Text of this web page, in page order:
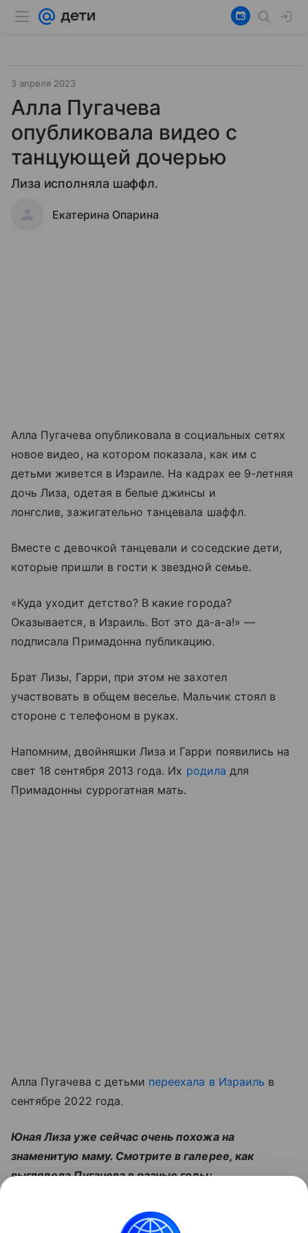
3 апреля 2023
Алла Пугачева
опубликовала видео с
танцующей дочерью
Лиза исполняла шаффл.
Екатерина Опарина
Алла Пугачева опубликовала в социальных сетях
новое видео, на котором показала, как им с
детьми живется в Израиле. На кадрах ее 9-летняя
дочь Лиза, одетая в белые джинсы и
лонгслив, зажигательно танцевала шаффл.
Вместе с девочкой танцевали и соседские дети,
которые пришли в гости к звездной семье.
«Куда уходит детство? В какие города?
Оказывается, в Израиль. Вот это да-а-а!» —
подписала Примадонна публикацию.
Брат Лизы, Гарри, при этом не захотел
участвовать в общем веселье. Мальчик стоял в
стороне с телефоном в руках.
Напомним, двойняшки Лиза и Гарри появились на
свет 18 сентября 2013 года. Их родила для
Примадонны суррогатная мать.
Алла Пугачева с детьми переехала в Израиль в
сентябре 2022 года.
Юная Лиза уже сейчас очень похожа на
знаменитую маму. Смотрите в галерее, как
выглядела Пугачева в разные годы:
Сергей Лазарев: «Я не суеверный,
но когда речь о детях — стучу по дереву».